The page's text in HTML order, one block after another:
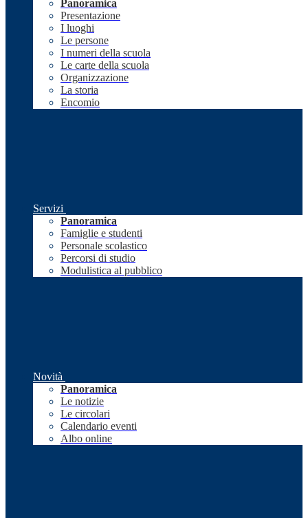
Panoramica
Presentazione
I luoghi
Le persone
I numeri della scuola
Le carte della scuola
Organizzazione
La storia
Encomio
Servizi
Panoramica
Famiglie e studenti
Personale scolastico
Percorsi di studio
Modulistica al pubblico
Novità
Panoramica
Le notizie
Le circolari
Calendario eventi
Albo online